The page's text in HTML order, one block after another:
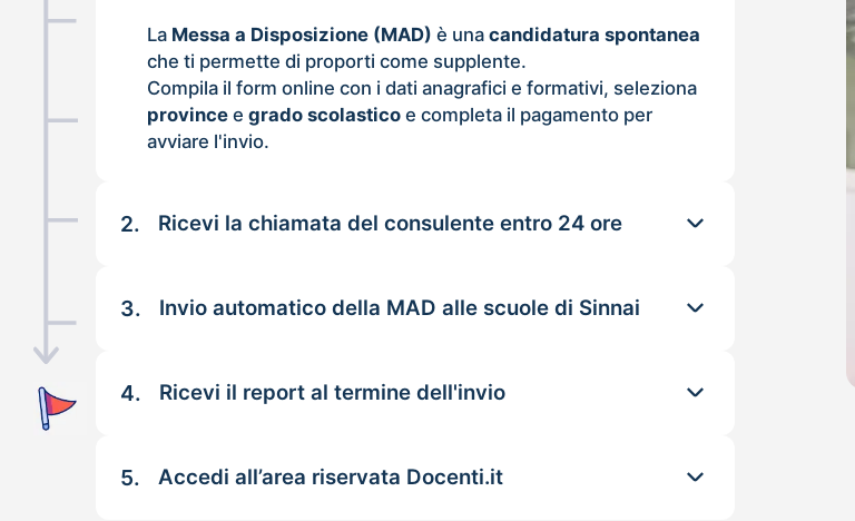
La Messa a Disposizione (MAD) è unacandidatura spontanea
che ti permette di proporti come supplente.
Compila il form online con i dati anagrafici e formativi, seleziona
province egrado scolastico e completa il pagamento per
avviare l'invio.
2. Ricevi la chiamata del consulente entro 24 ore
3. Invio automatico della MAD alle scuole di Sinnai
4. Ricevi il report al termine dell'invio
5. Accedi all’area riservata Docenti.it